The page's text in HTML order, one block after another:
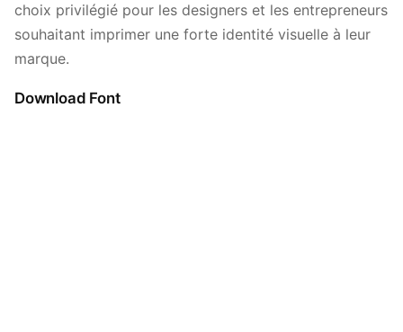
choix privilégié pour les designers et les entrepreneurs
souhaitant imprimer une forte identité visuelle à leur
marque.
Download Font